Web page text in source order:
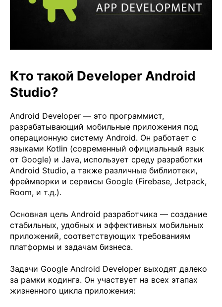
Кто такой Developer Android
Studio?
Android Developer — это программист,
разрабатывающий мобильные приложения под
операционную систему Android. Он работает с
языками Kotlin (современный официальный язык
от Google) и Java, использует среду разработки
Android Studio, а также различные библиотеки,
фреймворки и сервисы Google (Firebase, Jetpack,
Room, и т.д.).
Основная цель Android разработчика — создание
стабильных, удобных и эффективных мобильных
приложений, соответствующих требованиям
платформы и задачам бизнеса.
Задачи Google Android Developer выходят далеко
за рамки кодинга. Он участвует на всех этапах
жизненного цикла приложения: